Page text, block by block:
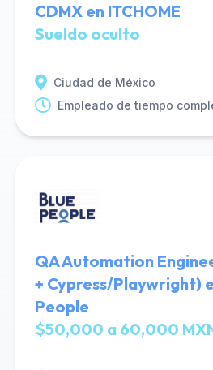
CDMX en ITCHOME
Sueldo oculto
Ciudad de México
Empleado de tiempo
QA Automation
+ Cypress/Playwright)
People
$50,000 a 60,000